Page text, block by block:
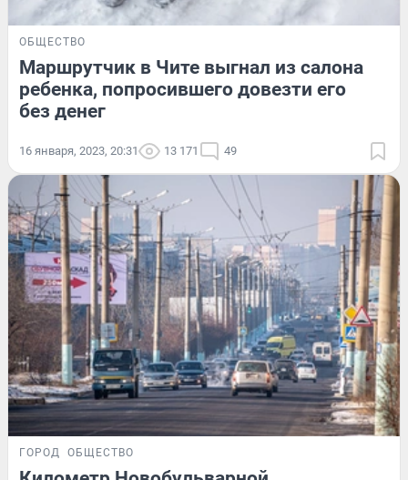
ОБЩЕСТВО
Маршрутчик в Чите выгнал из салона
ребенка, попросившего довезти его
без денег
16 января, 2023, 20:31 13 171 49
ГОРОД ОБЩЕСТВО